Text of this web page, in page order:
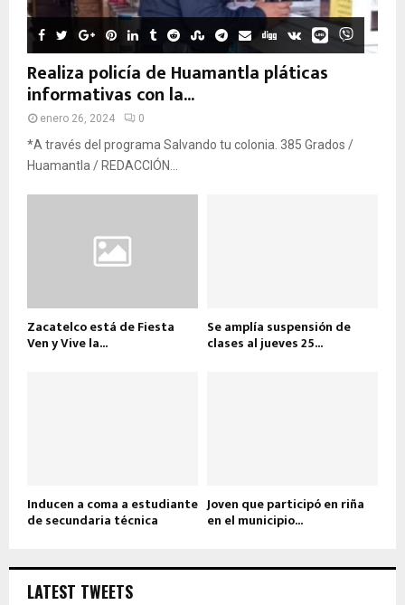
Realiza policía de Huamantla pláticas
informativas con la...
enero 26, 2024 0
*A través del programa Salvando tu colonia. 385 Grados /
Huamantla / REDACCIÓN...
Zacatelco está de Fiesta
Ven y Vive la...
Se amplía suspensión de
clases al jueves 25...
Inducen a coma a estudiante
de secundaria técnica
Joven que participó en riña
en el municipio...
LATEST TWEETS